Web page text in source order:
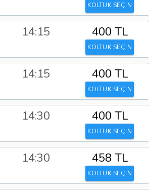
KOLTUK SEÇİN
14:15 400 TL
KOLTUK SEÇİN
14:15 400 TL
KOLTUK SEÇİN
14:30 400 TL
KOLTUK SEÇİN
14:30 458 TL
KOLTUK SEÇİN